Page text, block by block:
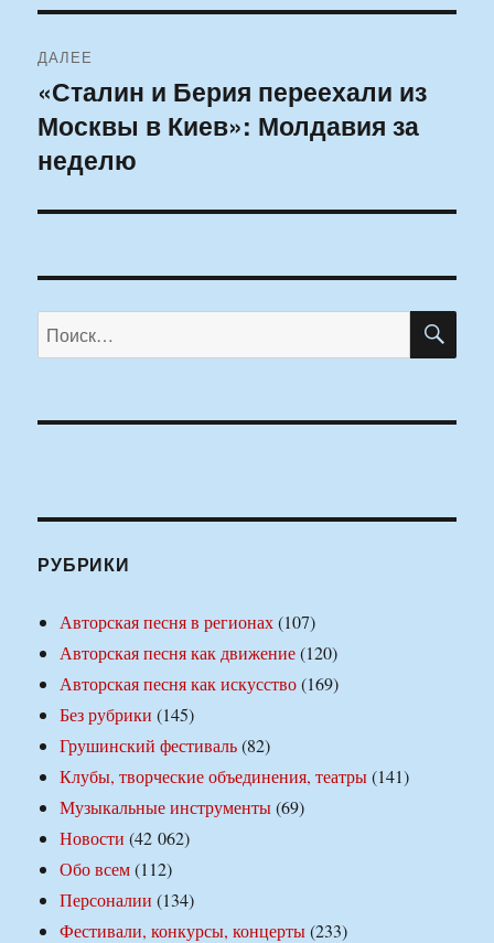
ДАЛЕЕ
Следующая
запись:
«Сталин и Берия переехали из
Москвы в Киев»: Молдавия за
неделю
Искать:
РУБРИКИ
Авторская песня в регионах(107)
Авторская песня как движение(120)
Авторская песня как искусство(169)
Без рубрики (145)
Грушинский фестиваль(82)
Клубы, творческие объединения, театры(141)
Музыкальные инструменты(69)
Новости (42 062)
Обо всем(112)
Персоналии (134)
Фестивали, конкурсы, концерты(233)